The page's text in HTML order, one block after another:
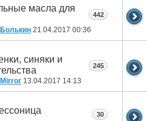
масла для
Болькин 21.04.2017 00:36
442
синяки и
Mirror 13.04.2017 14:13
245
30